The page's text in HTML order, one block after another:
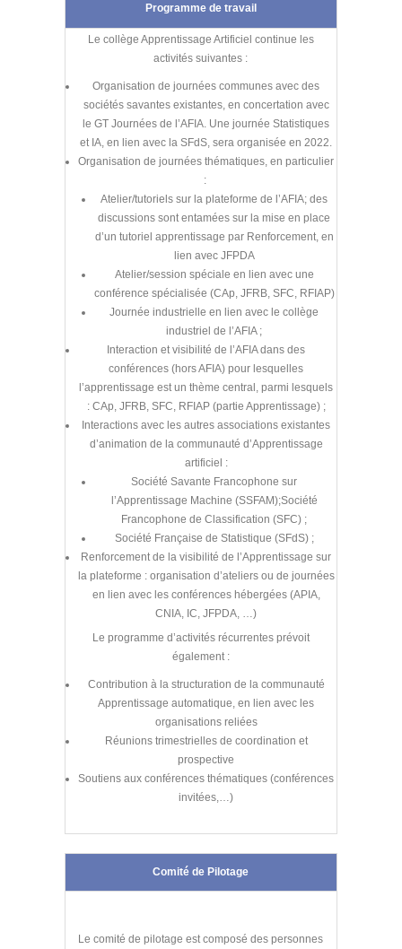
Programme de travail
Le collège Apprentissage Artificiel continue les
activités suivantes :
Organisation de journées communes avec des
sociétés savantes existantes, en concertation avec
le GT Journées de l’AFIA. Une journée Statistiques
et IA, en lien avec la SFdS, sera organisée en 2022.
Organisation de journées thématiques, en particulier
:
Atelier/tutoriels sur la plateforme de l’AFIA; des
discussions sont entamées sur la mise en place
d’un tutoriel apprentissage par Renforcement, en
lien avec JFPDA
Atelier/session spéciale en lien avec une
conférence spécialisée (CAp, JFRB, SFC, RFIAP)
Journée industrielle en lien avec le collège
industriel de l’AFIA ;
Interaction et visibilité de l’AFIA dans des
conférences (hors AFIA) pour lesquelles
l’apprentissage est un thème central, parmi lesquels
: CAp, JFRB, SFC, RFIAP (partie Apprentissage) ;
Interactions avec les autres associations existantes
d’animation de la communauté d’Apprentissage
artificiel :
Société Savante Francophone sur
l’Apprentissage Machine (SSFAM);Société
Francophone de Classification (SFC) ;
Société Française de Statistique (SFdS) ;
Renforcement de la visibilité de l’Apprentissage sur
la plateforme : organisation d’ateliers ou de journées
en lien avec les conférences hébergées (APIA,
CNIA, IC, JFPDA, …)
Le programme d’activités récurrentes prévoit
également :
Contribution à la structuration de la communauté
Apprentissage automatique, en lien avec les
organisations reliées
Réunions trimestrielles de coordination et
prospective
Soutiens aux conférences thématiques (conférences
invitées,…)
Comité de Pilotage
Le comité de pilotage est composé des personnes